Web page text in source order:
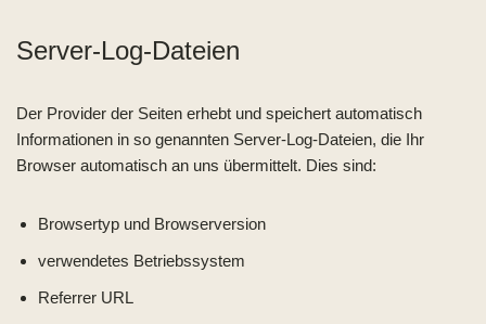
Server-Log-Dateien
Der Provider der Seiten erhebt und speichert automatisch
Informationen in so genannten Server-Log-Dateien, die Ihr
Browser automatisch an uns übermittelt. Dies sind:
Browsertyp und Browserversion
verwendetes Betriebssystem
Referrer URL